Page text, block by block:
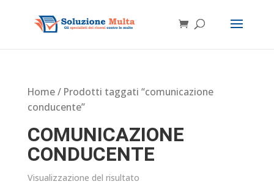
Home/ Prodotti taggati “comunicazione
conducente”
COMUNICAZIONE
CONDUCENTE
Visualizzazione del risultato